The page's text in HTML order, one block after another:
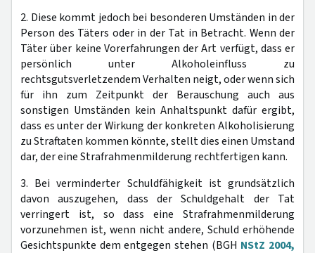
2. Diese kommt jedoch bei besonderen Umständen in der
Person des Täters oder in der Tat in Betracht. Wenn der
Täter über keine Vorerfahrungen der Art verfügt, dass er
persönlich unter Alkoholeinfluss zu
rechtsgutsverletzendem Verhalten neigt, oder wenn sich
für ihn zum Zeitpunkt der Berauschung auch aus
sonstigen Umständen kein Anhaltspunkt dafür ergibt,
dass es unter der Wirkung der konkreten Alkoholisierung
zu Straftaten kommen könnte, stellt dies einen Umstand
dar, der eine Strafrahmenmilderung rechtfertigen kann.
3. Bei verminderter Schuldfähigkeit ist grundsätzlich
davon auszugehen, dass der Schuldgehalt der Tat
verringert ist, so dass eine Strafrahmenmilderung
vorzunehmen ist, wenn nicht andere, Schuld erhöhende
Gesichtspunkte dem entgegen stehen (BGH NStZ 2004,